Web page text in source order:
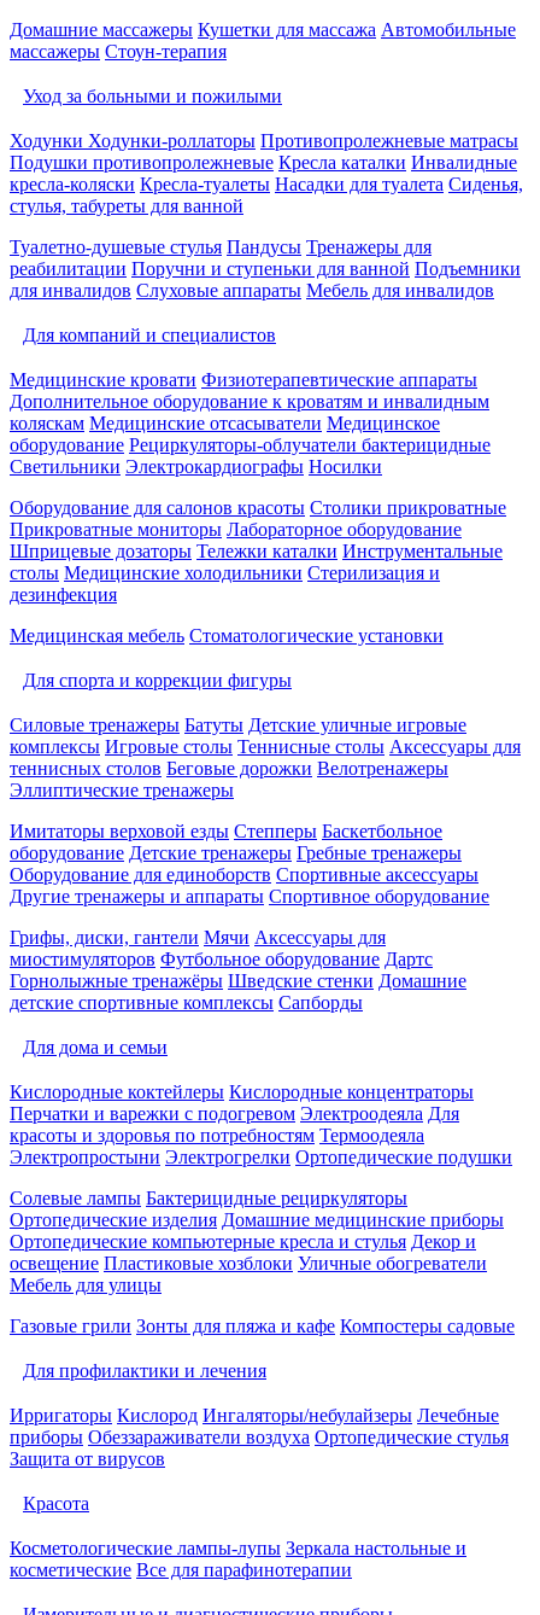
Домашние массажеры Кушетки для массажа Автомобильные
массажеры Стоун-терапия
Уход за больными и пожилыми
Ходунки Ходунки-роллаторы Противопролежневые матрасы
Подушки противопролежневые Кресла каталки Инвалидные
кресла-коляски Кресла-туалеты Насадки для туалета Сиденья,
стулья, табуреты для ванной
Туалетно-душевые стулья Пандусы Тренажеры для
реабилитации Поручни и ступеньки для ванной Подъемники
для инвалидов Слуховые аппараты Мебель для инвалидов
Для компаний и специалистов
Медицинские кровати Физиотерапевтические аппараты
Дополнительное оборудование к кроватям и инвалидным
коляскам Медицинские отсасыватели Медицинское
оборудование Рециркуляторы-облучатели бактерицидные
Светильники Электрокардиографы Носилки
Оборудование для салонов красоты Столики прикроватные
Прикроватные мониторы Лабораторное оборудование
Шприцевые дозаторы Тележки каталки Инструментальные
столы Медицинские холодильники Стерилизация и
дезинфекция
Медицинская мебель Стоматологические установки
Для спорта и коррекции фигуры
Силовые тренажеры Батуты Детские уличные игровые
комплексы Игровые столы Теннисные столы Аксессуары для
теннисных столов Беговые дорожки Велотренажеры
Эллиптические тренажеры
Имитаторы верховой езды Степперы Баскетбольное
оборудование Детские тренажеры Гребные тренажеры
Оборудование для единоборств Спортивные аксессуары
Другие тренажеры и аппараты Спортивное оборудование
Грифы, диски, гантели Мячи Аксессуары для
миостимуляторов Футбольное оборудование Дартс
Горнолыжные тренажёры Шведские стенки Домашние
детские спортивные комплексы Сапборды
Для дома и семьи
Кислородные коктейлеры Кислородные концентраторы
Перчатки и варежки с подогревом Электроодеяла Для
красоты и здоровья по потребностям Термоодеяла
Электропростыни Электрогрелки Ортопедические подушки
Солевые лампы Бактерицидные рециркуляторы
Ортопедические изделия Домашние медицинские приборы
Ортопедические компьютерные кресла и стулья Декор и
освещение Пластиковые хозблоки Уличные обогреватели
Мебель для улицы
Газовые грили Зонты для пляжа и кафе Компостеры садовые
Для профилактики и лечения
Ирригаторы Кислород Ингаляторы/небулайзеры Лечебные
приборы Обеззараживатели воздуха Ортопедические стулья
Защита от вирусов
Красота
Косметологические лампы-лупы Зеркала настольные и
косметические Все для парафинотерапии